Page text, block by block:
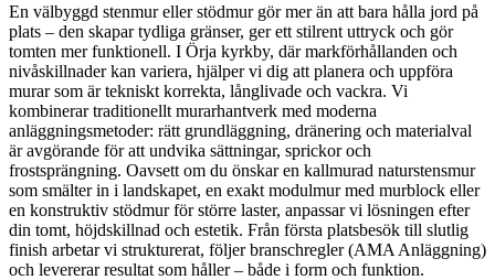
En välbyggd stenmur eller stödmur gör mer än att bara hålla jord på
plats – den skapar tydliga gränser, ger ett stilrent uttryck och gör
tomten mer funktionell. I Örja kyrkby, där markförhållanden och
nivåskillnader kan variera, hjälper vi dig att planera och uppföra
murar som är tekniskt korrekta, långlivade och vackra. Vi
kombinerar traditionellt murarhantverk med moderna
anläggningsmetoder: rätt grundläggning, dränering och materialval
är avgörande för att undvika sättningar, sprickor och
frostsprängning. Oavsett om du önskar en kallmurad naturstensmur
som smälter in i landskapet, en exakt modulmur med murblock eller
en konstruktiv stödmur för större laster, anpassar vi lösningen efter
din tomt, höjdskillnad och estetik. Från första platsbesök till slutlig
finish arbetar vi strukturerat, följer branschregler (AMA Anläggning)
och levererar resultat som håller – både i form och funktion.